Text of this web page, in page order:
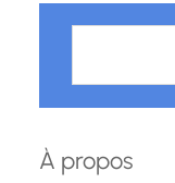
h
r
À propos